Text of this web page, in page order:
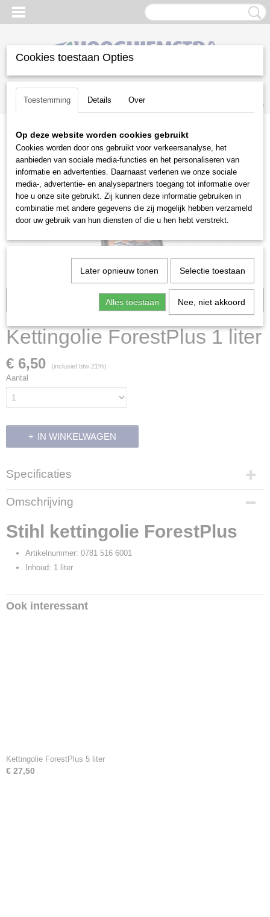
Inloggen Registreren
(0)
Home >Snoeien en Zagen> Kettingzagen | toebehoren
Smeermiddelen>Kettingolie ForestPlus 1 liter
Voorraad: 5
Kettingolie ForestPlus 1 liter
€ 6,50 (inclusief btw 21%)
Aantal
IN WINKELWAGEN
Specificaties
Productcode
10676
Productcode leverancier
0781 516 6001
Omschrijving
Stihl kettingolie ForestPlus
Artikelnummer: 0781 516 6001
Inhoud: 1 liter
Ook interessant
Kettingolie ForestPlus 5 liter
€ 27,50
Cookies toestaan Opties
Toestemming Details Over
Op deze website worden cookies gebruikt
Cookies worden door ons gebruikt voor verkeersanalyse, het
aanbieden van sociale media-functies en het personaliseren van
informatie en advertenties. Daarnaast verlenen we onze sociale
media-, advertentie- en analysepartners toegang tot informatie over
hoe u onze site gebruikt. Zij kunnen deze informatie gebruiken in
combinatie met andere gegevens die zij mogelijk hebben verzameld
door uw gebruik van hun diensten of die u hen hebt verstrekt.
Later opnieuw tonen Selectie toestaan
Alles toestaan Nee, niet akkoord